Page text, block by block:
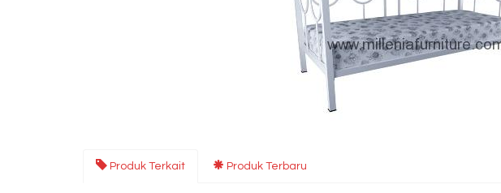
Produk Terkait Produk Terbaru